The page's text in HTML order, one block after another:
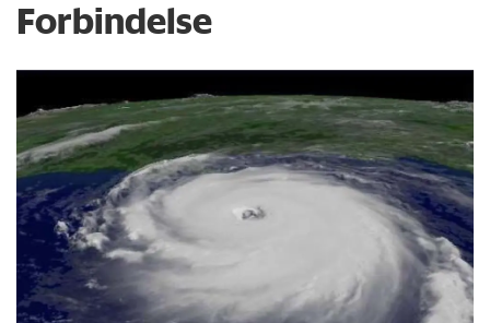
Forbindelse